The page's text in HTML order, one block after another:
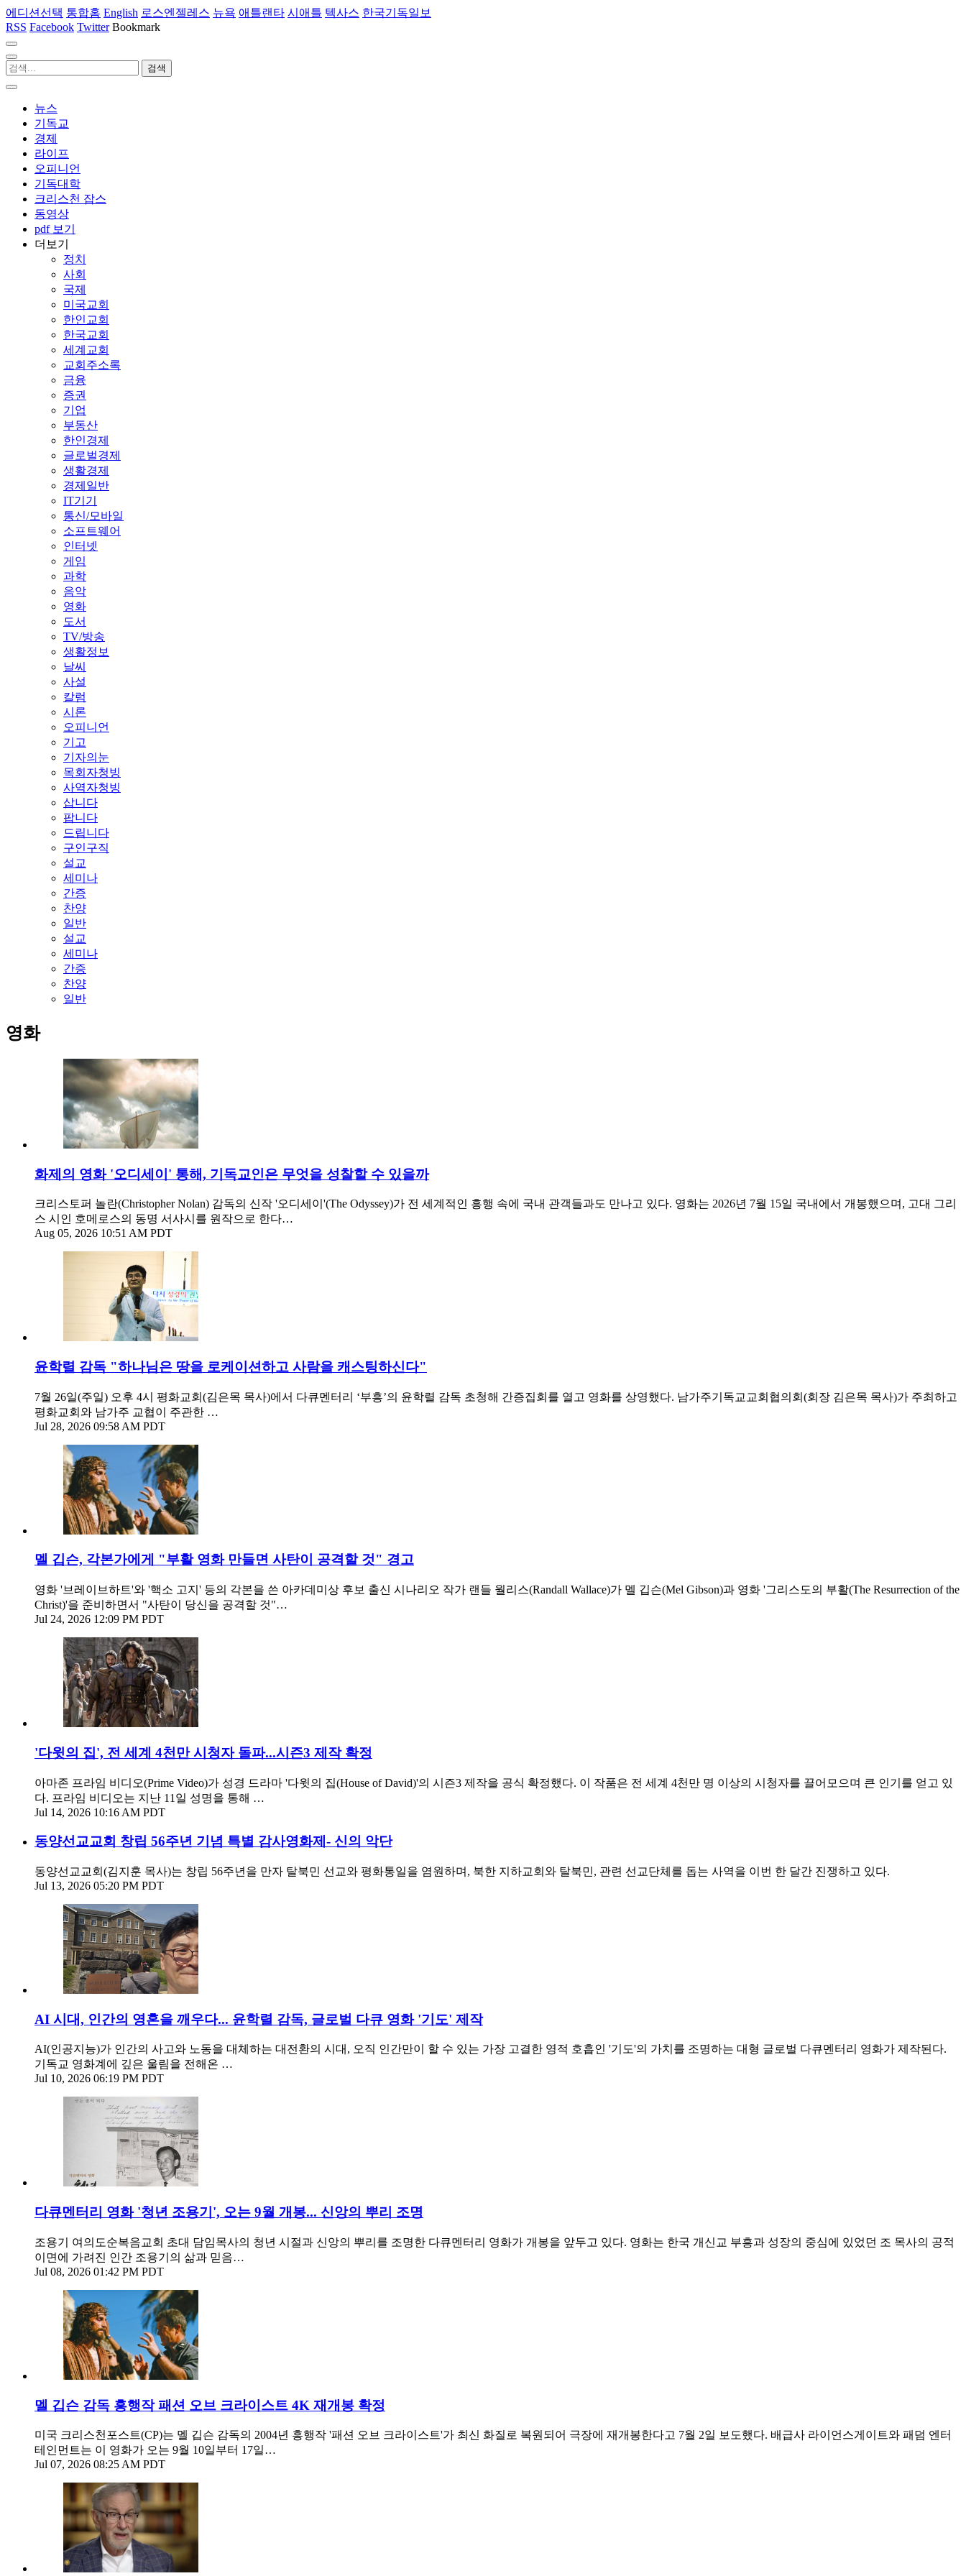
에디션선택 통합홈 English 로스엔젤레스 뉴욕 애틀랜타 시애틀 텍사스 한국기독일보
RSS Facebook Twitter Bookmark
뉴스
기독교
경제
라이프
오피니언
기독대학
크리스천 잡스
동영상
pdf 보기
더보기
정치
사회
국제
미국교회
한인교회
한국교회
세계교회
교회주소록
금융
증권
기업
부동산
한인경제
글로벌경제
생활경제
경제일반
IT기기
통신/모바일
소프트웨어
인터넷
게임
과학
음악
영화
도서
TV/방송
생활정보
날씨
사설
칼럼
시론
오피니언
기고
기자의눈
목회자청빙
사역자청빙
삽니다
팝니다
드립니다
구인구직
설교
세미나
간증
찬양
일반
설교
세미나
간증
찬양
일반
영화
화제의 영화 '오디세이' 통해, 기독교인은 무엇을 성찰할 수 있을까
크리스토퍼 놀란(Christopher Nolan) 감독의 신작 '오디세이'(The Odyssey)가 전 세계적인 흥행 속에 국내 관객들과도 만나고 있다. 영화는 2026년 7월 15일 국내에서 개봉했으며, 고대 그리
스 시인 호메로스의 동명 서사시를 원작으로 한다…
Aug 05, 2026 10:51 AM PDT
윤학렬 감독 "하나님은 땅을 로케이션하고 사람을 캐스팅하신다"
7월 26일(주일) 오후 4시 평화교회(김은목 목사)에서 다큐멘터리 ‘부흥’의 윤학렬 감독 초청해 간증집회를 열고 영화를 상영했다. 남가주기독교교회협의회(회장 김은목 목사)가 주최하고
평화교회와 남가주 교협이 주관한 …
Jul 28, 2026 09:58 AM PDT
멜 깁슨, 각본가에게 "부활 영화 만들면 사탄이 공격할 것" 경고
영화 '브레이브하트'와 '핵소 고지' 등의 각본을 쓴 아카데미상 후보 출신 시나리오 작가 랜들 월리스(Randall Wallace)가 멜 깁슨(Mel Gibson)과 영화 '그리스도의 부활(The Resurrection of the
Christ)'을 준비하면서 "사탄이 당신을 공격할 것"…
Jul 24, 2026 12:09 PM PDT
'다윗의 집', 전 세계 4천만 시청자 돌파...시즌3 제작 확정
아마존 프라임 비디오(Prime Video)가 성경 드라마 '다윗의 집(House of David)'의 시즌3 제작을 공식 확정했다. 이 작품은 전 세계 4천만 명 이상의 시청자를 끌어모으며 큰 인기를 얻고 있
다. 프라임 비디오는 지난 11일 성명을 통해 …
Jul 14, 2026 10:16 AM PDT
동양선교교회 창립 56주년 기념 특별 감사영화제- 신의 악단
동양선교교회(김지훈 목사)는 창립 56주년을 만자 탈북민 선교와 평화통일을 염원하며, 북한 지하교회와 탈북민, 관련 선교단체를 돕는 사역을 이번 한 달간 진쟁하고 있다.
Jul 13, 2026 05:20 PM PDT
AI 시대, 인간의 영혼을 깨우다... 윤학렬 감독, 글로벌 다큐 영화 '기도' 제작
AI(인공지능)가 인간의 사고와 노동을 대체하는 대전환의 시대, 오직 인간만이 할 수 있는 가장 고결한 영적 호흡인 '기도'의 가치를 조명하는 대형 글로벌 다큐멘터리 영화가 제작된다.
기독교 영화계에 깊은 울림을 전해온 …
Jul 10, 2026 06:19 PM PDT
다큐멘터리 영화 '청년 조용기', 오는 9월 개봉... 신앙의 뿌리 조명
조용기 여의도순복음교회 초대 담임목사의 청년 시절과 신앙의 뿌리를 조명한 다큐멘터리 영화가 개봉을 앞두고 있다. 영화는 한국 개신교 부흥과 성장의 중심에 있었던 조 목사의 공적
이면에 가려진 인간 조용기의 삶과 믿음…
Jul 08, 2026 01:42 PM PDT
멜 깁슨 감독 흥행작 패션 오브 크라이스트 4K 재개봉 확정
미국 크리스천포스트(CP)는 멜 깁슨 감독의 2004년 흥행작 '패션 오브 크라이스트'가 최신 화질로 복원되어 극장에 재개봉한다고 7월 2일 보도했다. 배급사 라이언스게이트와 패덤 엔터
테인먼트는 이 영화가 오는 9월 10일부터 17일…
Jul 07, 2026 08:25 AM PDT